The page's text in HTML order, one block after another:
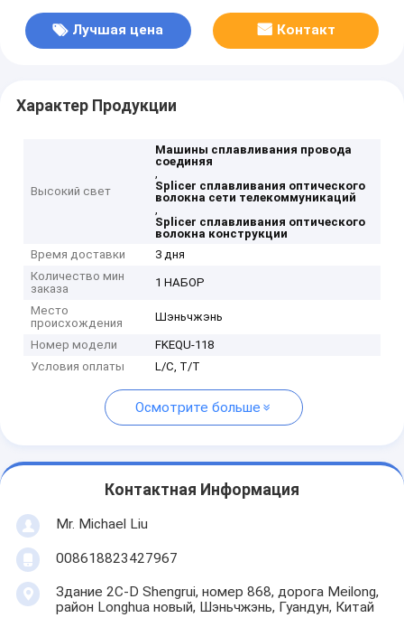
Лучшая цена Контакт
Характер Продукции
Высокий свет
Машины сплавливания провода
соединяя
,
Splicer сплавливания оптического
волокна сети телекоммуникаций
,
Splicer сплавливания оптического
волокна конструкции
Время доставки
3 дня
Количество мин
заказа
1 НАБОР
Место
происхождения
Шэньчжэнь
Номер модели
FKEQU-118
Условия оплаты
L/C, T/T
Осмотрите больше
Контактная Информация
Mr. Michael Liu
008618823427967
Здание 2C-D Shengrui, номер 868, дорога Meilong,
район Longhua новый, Шэньчжэнь, Гуандун, Китай